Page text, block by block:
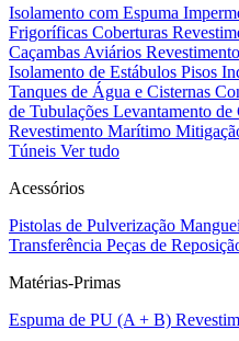
Isolamento com Espuma
Frigoríficas Coberturas
Caçambas Aviários
Isolamento de Estábulos Pisos
Tanques de Água e Cisternas
de Tubulações Levantamento de
Revestimento Marítimo
Túneis Ver tudo
Acessórios
Pistolas de Pulverização
Transferência Peças de
Matérias-Primas
Espuma de PU (A + B)